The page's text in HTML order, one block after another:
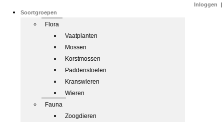
Soortgroepen
Flora
Vaatplanten
Mossen
Korstmossen
Paddenstoelen
Kranswieren
Wieren
Fauna
Zoogdieren
Inloggen |